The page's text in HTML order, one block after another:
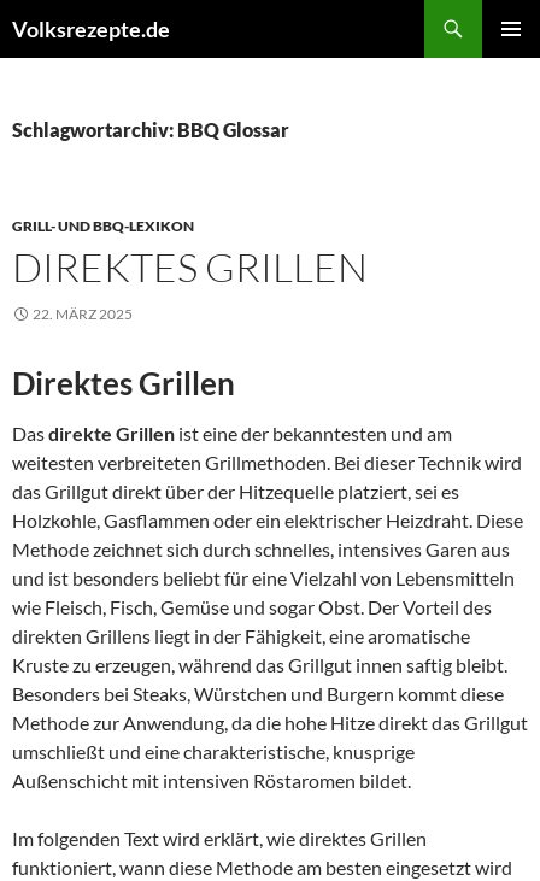
Inhalt
Volksrezepte.de
Schlagwortarchiv: BBQ Glossar
GRILL- UND BBQ-LEXIKON
DIREKTES GRILLEN
22. MÄRZ 2025
Direktes Grillen
Dasdirekte Grillen ist eine der bekanntesten und am
weitesten verbreiteten Grillmethoden. Bei dieser Technik wird
das Grillgut direkt über der Hitzequelle platziert, sei es
Holzkohle, Gasflammen oder ein elektrischer Heizdraht. Diese
Methode zeichnet sich durch schnelles, intensives Garen aus
und ist besonders beliebt für eine Vielzahl von Lebensmitteln
wie Fleisch, Fisch, Gemüse und sogar Obst. Der Vorteil des
direkten Grillens liegt in der Fähigkeit, eine aromatische
Kruste zu erzeugen, während das Grillgut innen saftig bleibt.
Besonders bei Steaks, Würstchen und Burgern kommt diese
Methode zur Anwendung, da die hohe Hitze direkt das Grillgut
umschließt und eine charakteristische, knusprige
Außenschicht mit intensiven Röstaromen bildet.
Im folgenden Text wird erklärt, wie direktes Grillen
funktioniert, wann diese Methode am besten eingesetzt wird